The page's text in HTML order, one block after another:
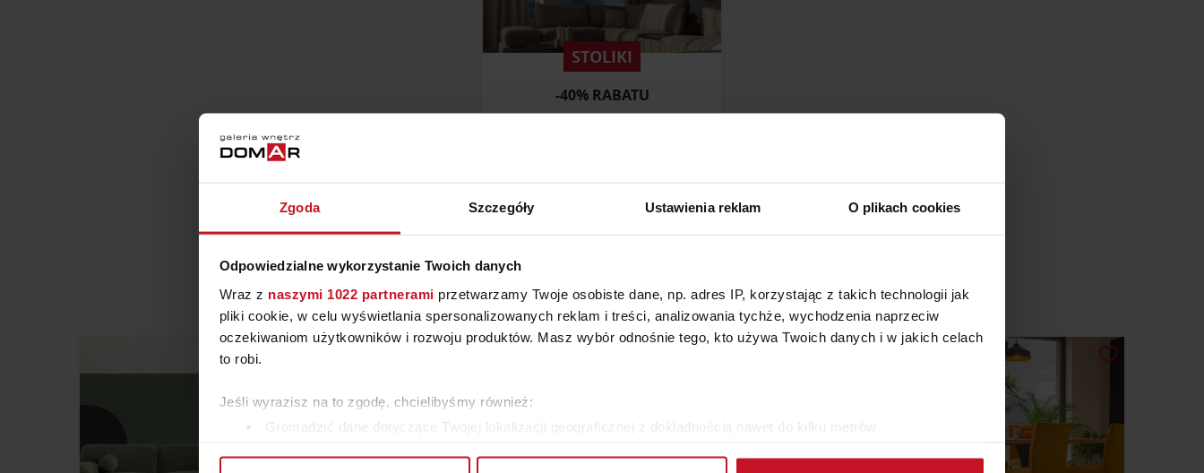
Zgoda Szczegóły Ustawienia reklam O plikach cookies
Odpowiedzialne wykorzystanie Twoich danych
Wraz z naszymi 1022 partnerami przetwarzamy Twoje osobiste dane, np. adres IP, korzystając z takich technologii jak
pliki cookie, w celu wyświetlania spersonalizowanych reklam i treści, analizowania tychże, wychodzenia naprzeciw
oczekiwaniom użytkowników i rozwoju produktów. Masz wybór odnośnie tego, kto używa Twoich danych i w jakich celach
to robi.
Jeśli wyrazisz na to zgodę, chcielibyśmy również:
Gromadzić dane dotyczące Twojej lokalizacji geograficznej z dokładnością nawet do kilku metrów
STOLIKI
-40% RABATU